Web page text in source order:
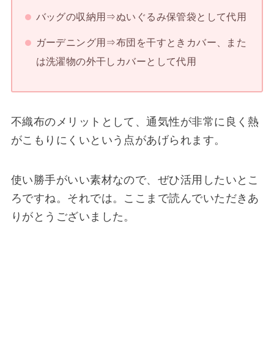
バッグの収納用⇒ぬいぐるみ保管袋として代用
ガーデニング用⇒布団を干すときカバー、また
は洗濯物の外干しカバーとして代用
不織布のメリットとして、通気性が非常に良く熱
がこもりにくいという点があげられます。
使い勝手がいい素材なので、ぜひ活用したいとこ
ろですね。それでは。ここまで読んでいただきあ
りがとうございました。